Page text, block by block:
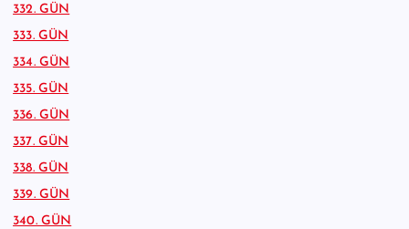
332. GÜN
333. GÜN
334. GÜN
335. GÜN
336. GÜN
337. GÜN
338. GÜN
339. GÜN
340. GÜN